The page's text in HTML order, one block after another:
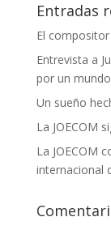
Entradas
El
Entrevista a
por un
Un sueño
La JOECOM
La JOECOM
internacional